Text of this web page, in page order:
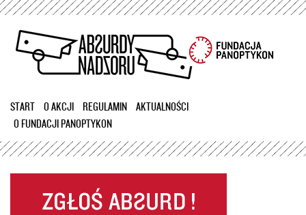
Przejdź
treści
START O AKCJI REGULAMIN
AKTUALNOŚCI
O FUNDACJI PANOPTYKON